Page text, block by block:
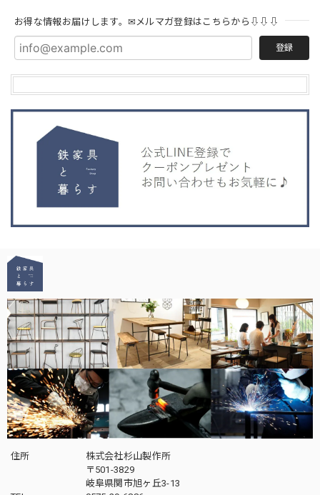
お得な情報お届けします。✉メルマガ登録はこちらから⇩⇩⇩
登録
住所
株式会社杉山製作所
〒501-3829
岐阜県関市旭ヶ丘3-13